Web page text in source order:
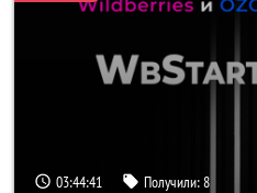
03:44:40 Получили:8